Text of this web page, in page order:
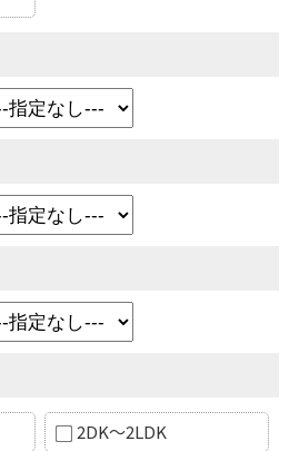
2DK～2LDK